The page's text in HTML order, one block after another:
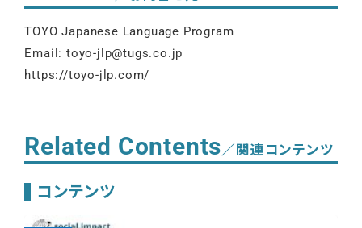
TOYO Japanese Language Program
Email: toyo-jlp@tugs.co.jp
https://toyo-jlp.com/
Related Contents／関連コンテンツ
コンテンツ